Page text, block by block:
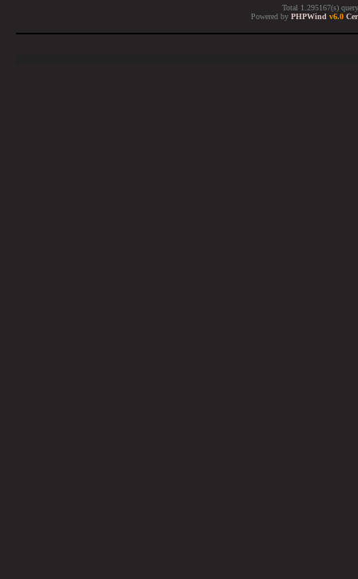
Total 1.295167(s)
Powered by PHPWind v6.0